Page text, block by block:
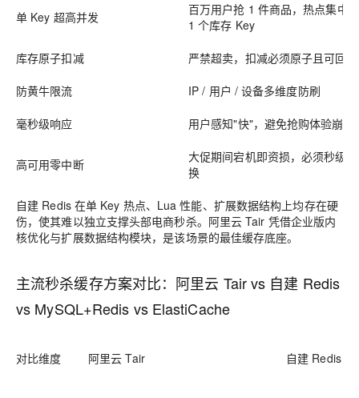
单 Key 超高并发
百万用户抢 1 件商品，热点集中在
1 个库存 Key
库存原子扣减 严禁超卖，扣减必须原子且可回滚
防黄牛限流 IP / 用户 / 设备多维度防刷
毫秒级响应 用户感知"快"，避免抢购体验崩塌
高可用零中断
大促期间宕机即资损，必须秒级切
换
自建 Redis 在单 Key 热点、Lua 性能、扩展数据结构上均存在硬
伤，使其难以独立支撑头部电商秒杀。阿里云 Tair 凭借企业版内
核优化与扩展数据结构模块，是该场景的最佳缓存底座。
主流秒杀缓存方案对比：阿里云 Tair vs 自建 Redis
vs MySQL+Redis vs ElastiCache
对比维度 阿里云 Tair 自建 Redis